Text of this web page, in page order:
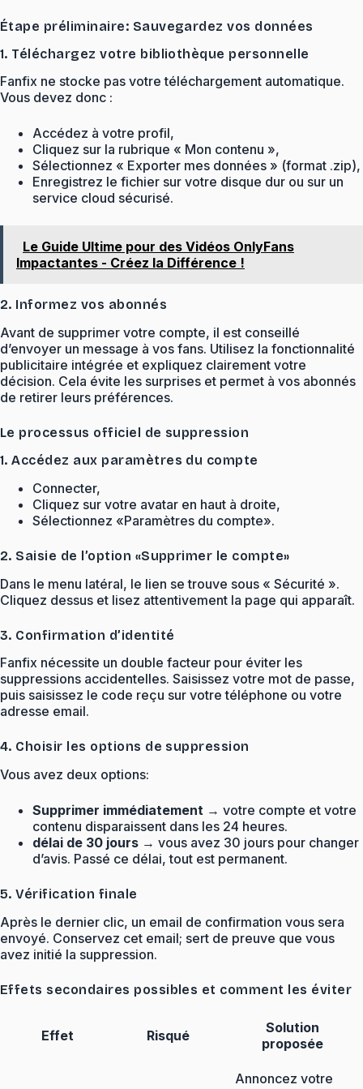
Étape préliminaire: Sauvegardez vos données
1. Téléchargez votre bibliothèque personnelle
Fanfix ne stocke pas votre téléchargement automatique.
Vous devez donc :
Accédez à votre profil,
Cliquez sur la rubrique « Mon contenu »,
Sélectionnez « Exporter mes données » (format .zip),
Enregistrez le fichier sur votre disque dur ou sur un
service cloud sécurisé.
Le Guide Ultime pour des Vidéos OnlyFans
Impactantes - Créez la Différence !
2. Informez vos abonnés
Avant de supprimer votre compte, il est conseillé
d’envoyer un message à vos fans. Utilisez la fonctionnalité
publicitaire intégrée et expliquez clairement votre
décision. Cela évite les surprises et permet à vos abonnés
de retirer leurs préférences.
Le processus officiel de suppression
1. Accédez aux paramètres du compte
Connecter,
Cliquez sur votre avatar en haut à droite,
Sélectionnez «Paramètres du compte».
2. Saisie de l’option «Supprimer le compte»
Dans le menu latéral, le lien se trouve sous « Sécurité ».
Cliquez dessus et lisez attentivement la page qui apparaît.
3. Confirmation d’identité
Fanfix nécessite un double facteur pour éviter les
suppressions accidentelles. Saisissez votre mot de passe,
puis saisissez le code reçu sur votre téléphone ou votre
adresse email.
4. Choisir les options de suppression
Vous avez deux options:
Supprimer immédiatement → votre compte et votre
contenu disparaissent dans les 24 heures.
délai de 30 jours → vous avez 30 jours pour changer
d’avis. Passé ce délai, tout est permanent.
5. Vérification finale
Après le dernier clic, un email de confirmation vous sera
envoyé. Conservez cet email; sert de preuve que vous
avez initié la suppression.
Effets secondaires possibles et comment les éviter
Effet Risqué
Solution
proposée
Annoncez votre